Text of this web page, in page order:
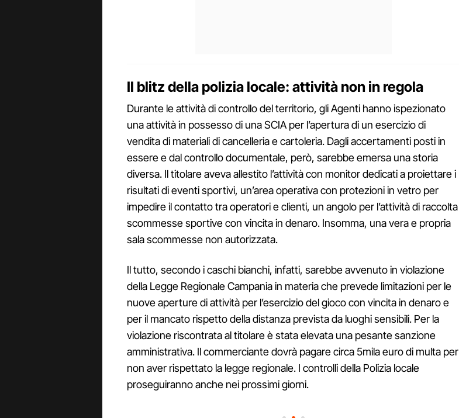
Il blitz della polizia locale: attività non in regola
Durante le attività di controllo del territorio, gli Agenti hanno ispezionato
una attività in possesso di una SCIA per l’apertura di un esercizio di
vendita di materiali di cancelleria e cartoleria. Dagli accertamenti posti in
essere e dal controllo documentale, però, sarebbe emersa una storia
diversa. Il titolare aveva allestito l’attività con monitor dedicati a proiettare i
risultati di eventi sportivi, un’area operativa con protezioni in vetro per
impedire il contatto tra operatori e clienti, un angolo per l’attività di raccolta
scommesse sportive con vincita in denaro. Insomma, una vera e propria
sala scommesse non autorizzata.
Il tutto, secondo i caschi bianchi, infatti, sarebbe avvenuto in violazione
della Legge Regionale Campania in materia che prevede limitazioni per le
nuove aperture di attività per l’esercizio del gioco con vincita in denaro e
per il mancato rispetto della distanza prevista da luoghi sensibili. Per la
violazione riscontrata al titolare è stata elevata una pesante sanzione
amministrativa. Il commerciante dovrà pagare circa 5mila euro di multa per
non aver rispettato la legge regionale. I controlli della Polizia locale
proseguiranno anche nei prossimi giorni.